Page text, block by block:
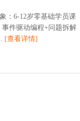
：6-12岁零基础学员课
事件驱动编程+问题拆解
[查看详情]